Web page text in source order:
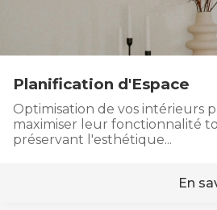
Planification d'Espace
Optimisation de vos intérieurs
maximiser leur fonctionnalité
préservant l'esthétique...
En